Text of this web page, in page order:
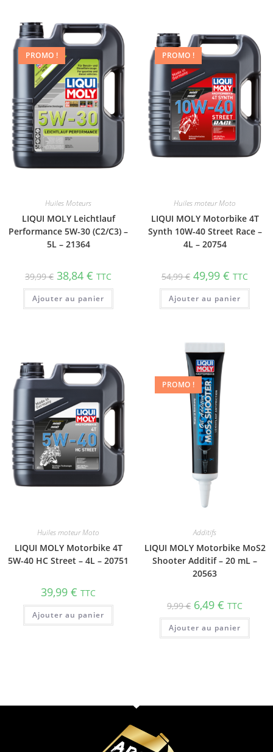
PROMO !
Huiles Moteurs
LIQUI MOLY Leichtlauf
Performance 5W-30 (C2/C3) –
5L – 21364
39,99€ 38,84 € TTC
Ajouter au panier
PROMO !
Huiles moteur Moto
LIQUI MOLY Motorbike 4T
Synth 10W-40 Street Race –
4L – 20754
54,99€ 49,99 € TTC
Ajouter au panier
Huiles moteur Moto
LIQUI MOLY Motorbike 4T
5W-40 HC Street – 4L – 20751
39,99 € TTC
Ajouter au panier
PROMO !
Additifs
LIQUI MOLY Motorbike MoS2
Shooter Additif – 20 mL –
20563
9,99€ 6,49 € TTC
Ajouter au panier